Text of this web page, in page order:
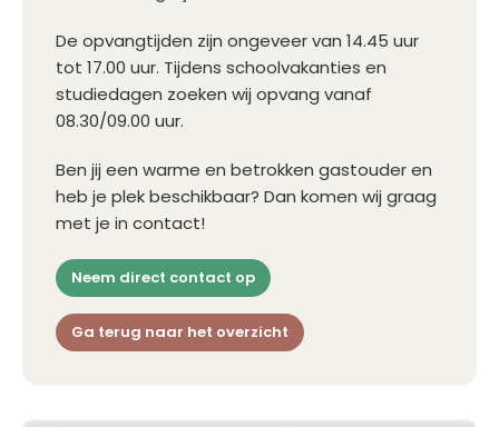
De opvangtijden zijn ongeveer van 14.45 uur
tot 17.00 uur. Tijdens schoolvakanties en
studiedagen zoeken wij opvang vanaf
08.30/09.00 uur.
Ben jij een warme en betrokken gastouder en
heb je plek beschikbaar? Dan komen wij graag
met je in contact!
Neem direct contact op
Ga terug naar het overzicht